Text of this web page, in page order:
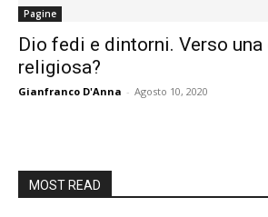
Pagine
Dio fedi e dintorni. Verso
religiosa?
Gianfranco D'Anna - Agosto 10, 2020
MOST READ